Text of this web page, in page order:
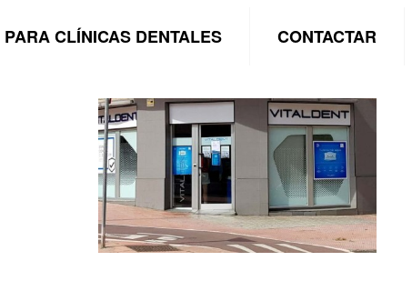
PARA CLÍNICAS DENTALES CONTACTAR